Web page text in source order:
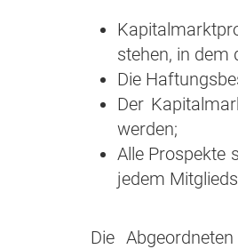
stehen, in dem
Die
Der
werden;
Alle Prospekte
jedem
Die